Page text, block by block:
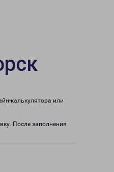
калькулятора или
После заполнения